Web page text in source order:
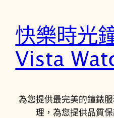
快樂時光
Vista
為您提供最完美的鐘錶
理，為您提供品質